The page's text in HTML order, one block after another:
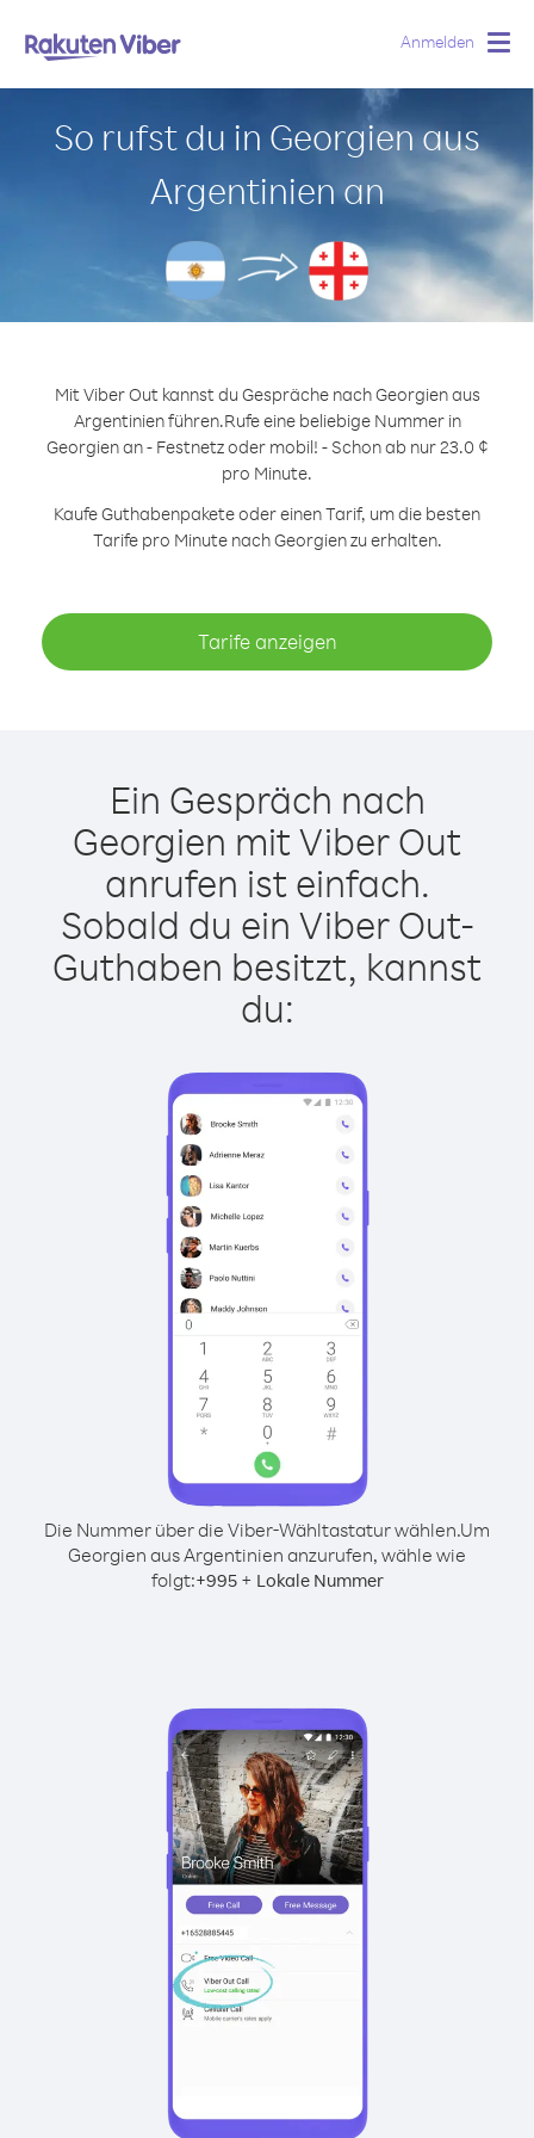
Anmelden
So rufst du in Georgien aus
Argentinien an
Mit Viber Out kannst du Gespräche nach Georgien aus
Argentinien führen.Rufe eine beliebige Nummer in
Georgien an - Festnetz oder mobil! - Schon ab nur 23.0 ¢
pro Minute.
Kaufe Guthabenpakete oder einen Tarif, um die besten
Tarife pro Minute nach Georgien zu erhalten.
Tarife anzeigen
Ein Gespräch nach
Georgien mit Viber Out
anrufen ist einfach.
Sobald du ein Viber Out-
Guthaben besitzt, kannst
du:
Die Nummer über die Viber-Wähltastatur wählen.Um
Georgien aus Argentinien anzurufen, wähle wie
folgt:+995+ Lokale Nummer